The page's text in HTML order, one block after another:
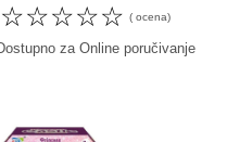
☆
☆
☆
☆
☆ ( ocena)
za Online poručivanje